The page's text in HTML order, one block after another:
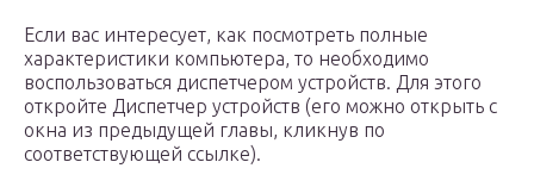
Если вас интересует, как посмотреть полные
характеристики компьютера, то необходимо
воспользоваться диспетчером устройств. Для этого
откройте Диспетчер устройств (его можно открыть с
окна из предыдущей главы, кликнув по
соответствующей ссылке).